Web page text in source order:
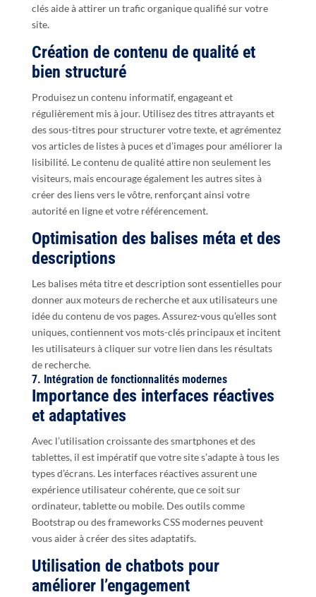
clés aide à attirer un trafic organique qualifié sur votre
site.
Création de contenu de qualité et
bien structuré
Produisez un contenu informatif, engageant et
régulièrement mis à jour. Utilisez des titres attrayants et
des sous-titres pour structurer votre texte, et agrémentez
vos articles de listes à puces et d’images pour améliorer la
lisibilité. Le contenu de qualité attire non seulement les
visiteurs, mais encourage également les autres sites à
créer des liens vers le vôtre, renforçant ainsi votre
autorité en ligne et votre référencement.
Optimisation des balises méta et des
descriptions
Les balises méta titre et description sont essentielles pour
donner aux moteurs de recherche et aux utilisateurs une
idée du contenu de vos pages. Assurez-vous qu’elles sont
uniques, contiennent vos mots-clés principaux et incitent
les utilisateurs à cliquer sur votre lien dans les résultats
de recherche.
7. Intégration de fonctionnalités modernes
Importance des interfaces réactives
et adaptatives
Avec l’utilisation croissante des smartphones et des
tablettes, il est impératif que votre site s’adapte à tous les
types d’écrans. Les interfaces réactives assurent une
expérience utilisateur cohérente, que ce soit sur
ordinateur, tablette ou mobile. Des outils comme
Bootstrap ou des frameworks CSS modernes peuvent
vous aider à créer des sites adaptatifs.
Utilisation de chatbots pour
améliorer l’engagement